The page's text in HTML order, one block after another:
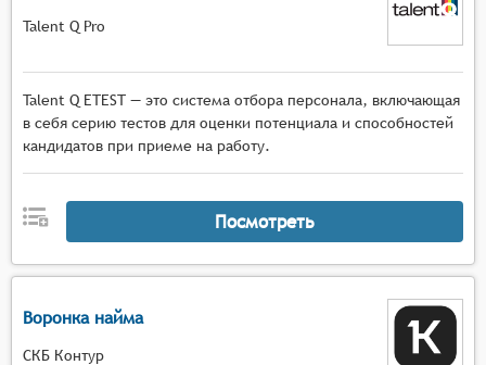
Talent Q Pro
Talent Q ETEST — это система отбора персонала, включающая
в себя серию тестов для оценки потенциала и способностей
кандидатов при приеме на работу.
Посмотреть
Воронка найма
СКБ Контур